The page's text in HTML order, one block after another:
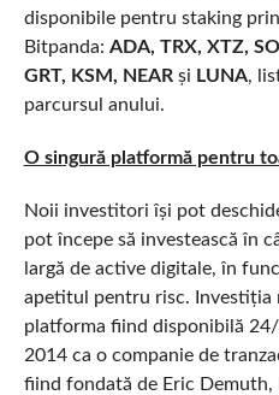
disponibile pentru staking
Bitpanda: ADA, TRX, XTZ,
GRT, KSM, NEARși LUNA,
parcursul anului.
O singură platformă pentru
Noii investitori își pot
pot începe să investească în
largă de active digitale, în
apetitul pentru risc. Investiția
platforma fiind disponibilă
2014 ca o companie de
fiind fondată de Eric Demuth,